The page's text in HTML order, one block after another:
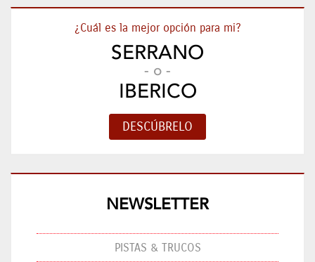
¿Cuál es la mejor opción para mi?
SERRANO
- o -
IBERICO
NEWSLETTER
PISTAS & TRUCOS